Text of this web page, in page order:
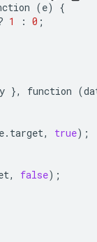
(e)
{
1 : 0 ;
}, function (
e. target, true);
, false);